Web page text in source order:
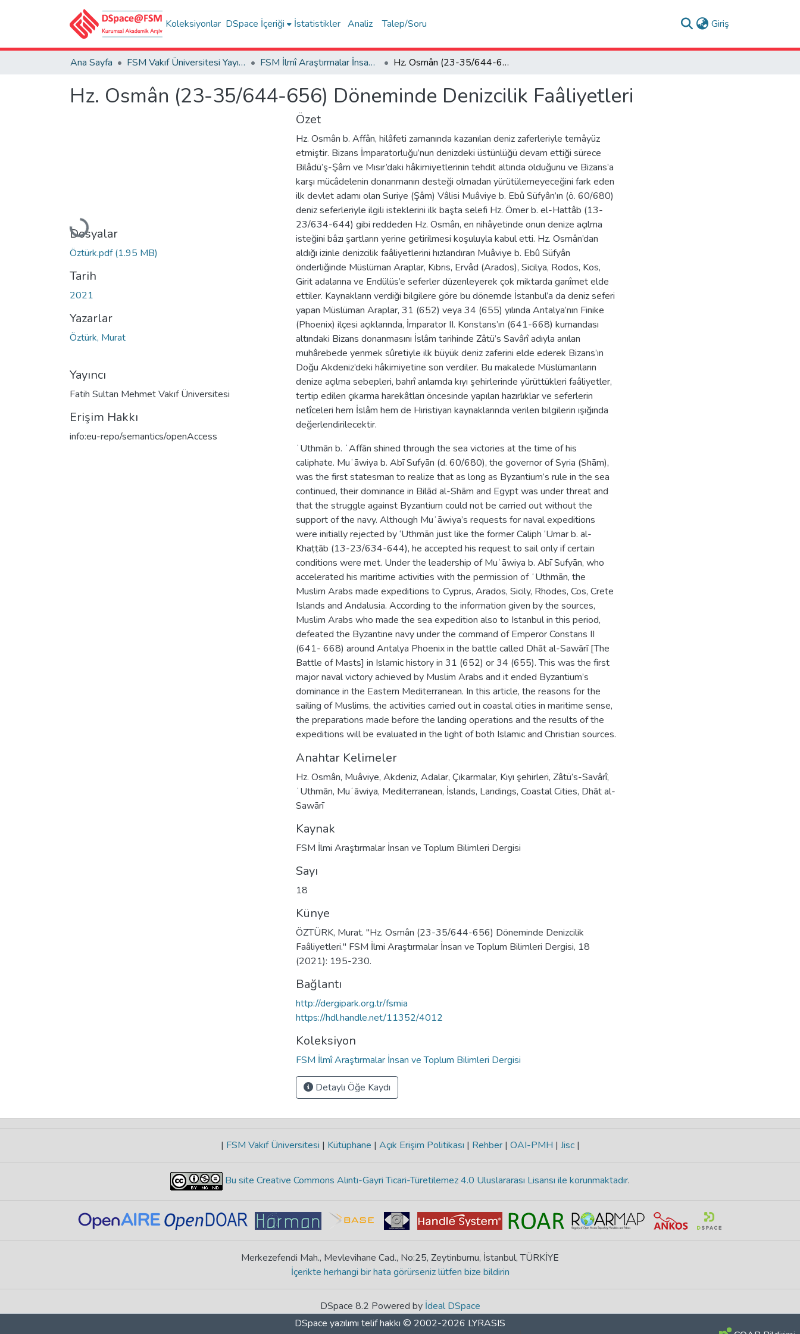
Koleksiyonlar DSpace İçeriği İstatistikler Analiz Talep/Soru Giriş
Ana Sayfa FSM Vakıf Üniversitesi Yayınları / Publications of FSM Vakif University FSM İlmî Araştırmalar İnsan ve Toplum Bilimleri Dergisi Hz. Osmân (23-35/644-656) Döneminde Denizcilik Faâliyetleri
Hz. Osmân (23-35/644-656) Döneminde Denizcilik Faâliyetleri
Yükleniyor...
Dosyalar
Öztürk.pdf(1.95 MB)
Tarih
2021
Yazarlar
Öztürk, Murat
Yayıncı
Fatih Sultan Mehmet Vakıf Üniversitesi
Erişim Hakkı
info:eu-repo/semantics/openAccess
Özet
Hz. Osmân b. Affân, hilâfeti zamanında kazanılan deniz zaferleriyle temâyüz
etmiştir. Bizans İmparatorluğu’nun denizdeki üstünlüğü devam ettiği sürece
Bilâdü’ş-Şâm ve Mısır’daki hâkimiyetlerinin tehdit altında olduğunu ve Bizans’a
karşı mücâdelenin donanmanın desteği olmadan yürütülemeyeceğini fark eden
ilk devlet adamı olan Suriye (Şâm) Vâlisi Muâviye b. Ebû Süfyân’ın (ö. 60/680)
deniz seferleriyle ilgili isteklerini ilk başta selefi Hz. Ömer b. el-Hattâb (13-
23/634-644) gibi reddeden Hz. Osmân, en nihâyetinde onun denize açılma
isteğini bâzı şartların yerine getirilmesi koşuluyla kabul etti. Hz. Osmân’dan
aldığı izinle denizcilik faâliyetlerini hızlandıran Muâviye b. Ebû Süfyân
önderliğinde Müslüman Araplar, Kıbrıs, Ervâd (Arados), Sicilya, Rodos, Kos,
Girit adalarına ve Endülüs’e seferler düzenleyerek çok miktarda ganîmet elde
ettiler. Kaynakların verdiği bilgilere göre bu dönemde İstanbul’a da deniz seferi
yapan Müslüman Araplar, 31 (652) veya 34 (655) yılında Antalya’nın Finike
(Phoenix) ilçesi açıklarında, İmparator II. Konstans’ın (641-668) kumandası
altındaki Bizans donanmasını İslâm tarihinde Zâtü’s Savârî adıyla anılan
muhârebede yenmek sûretiyle ilk büyük deniz zaferini elde ederek Bizans’ın
Doğu Akdeniz’deki hâkimiyetine son verdiler. Bu makalede Müslümanların
denize açılma sebepleri, bahrî anlamda kıyı şehirlerinde yürüttükleri faâliyetler,
tertip edilen çıkarma harekâtları öncesinde yapılan hazırlıklar ve seferlerin
netîceleri hem İslâm hem de Hıristiyan kaynaklarında verilen bilgilerin ışığında
değerlendirilecektir.
ʻUthmān b. ʻAffān shined through the sea victories at the time of his
caliphate. Muʻāwiya b. Abī Sufyān (d. 60/680), the governor of Syria (Shām),
was the first statesman to realize that as long as Byzantium’s rule in the sea
continued, their dominance in Bilād al-Shām and Egypt was under threat and
that the struggle against Byzantium could not be carried out without the
support of the navy. Although Muʻāwiya’s requests for naval expeditions
were initially rejected by ‘Uthmān just like the former Caliph ‘Umar b. al-
Khaṭṭāb (13-23/634-644), he accepted his request to sail only if certain
conditions were met. Under the leadership of Muʻāwiya b. Abī Sufyān, who
accelerated his maritime activities with the permission of ʻUthmān, the
Muslim Arabs made expeditions to Cyprus, Arados, Sicily, Rhodes, Cos, Crete
Islands and Andalusia. According to the information given by the sources,
Muslim Arabs who made the sea expedition also to Istanbul in this period,
defeated the Byzantine navy under the command of Emperor Constans II
(641- 668) around Antalya Phoenix in the battle called Dhāt al-Sawārī [The
Battle of Masts] in Islamic history in 31 (652) or 34 (655). This was the first
major naval victory achieved by Muslim Arabs and it ended Byzantium’s
dominance in the Eastern Mediterranean. In this article, the reasons for the
sailing of Muslims, the activities carried out in coastal cities in maritime sense,
the preparations made before the landing operations and the results of the
expeditions will be evaluated in the light of both Islamic and Christian sources.
Anahtar Kelimeler
Hz. Osmân, Muâviye, Akdeniz, Adalar, Çıkarmalar, Kıyı şehirleri, Zâtü’s-Savârî,
ʻUthmān, Muʻāwiya, Mediterranean, İslands, Landings, Coastal Cities, Dhāt al-
Sawārī
Kaynak
FSM İlmi Araştırmalar İnsan ve Toplum Bilimleri Dergisi
Sayı
18
Künye
ÖZTÜRK, Murat. "Hz. Osmân (23-35/644-656) Döneminde Denizcilik
Faâliyetleri." FSM İlmi Araştırmalar İnsan ve Toplum Bilimleri Dergisi, 18
(2021): 195-230.
Bağlantı
http://dergipark.org.tr/fsmia
https://hdl.handle.net/11352/4012
Koleksiyon
FSM İlmî Araştırmalar İnsan ve Toplum Bilimleri Dergisi
Detaylı Öğe Kaydı
| FSM Vakıf Üniversitesi | Kütüphane | Açık Erişim Politikası | Rehber | OAI-PMH | Jisc |
Bu site Creative Commons Alıntı-Gayri Ticari-Türetilemez 4.0 Uluslararası Lisansı ile korunmaktadır.
Merkezefendi Mah., Mevlevihane Cad., No:25, Zeytinburnu, İstanbul, TÜRKİYE
İçerikte herhangi bir hata görürseniz lütfen bize bildirin
DSpace 8.2 Powered by İdeal DSpace
DSpace yazılımı telif hakkı © 2002-2026 LYRASIS